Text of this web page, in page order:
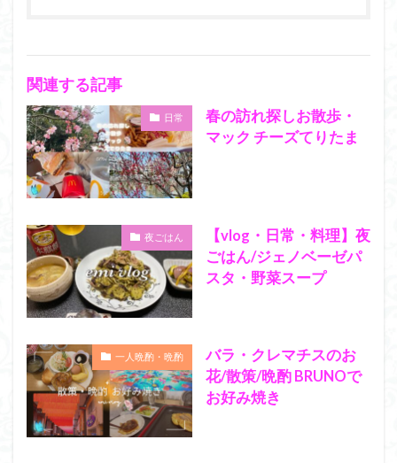
関連する記事
日常
春の訪れ探しお散歩・
マック チーズてりたま
夜ごはん
【vlog・日常・料理】夜
ごはん/ジェノベーゼパ
スタ・野菜スープ
一人晩酌・晩酌
バラ・クレマチスのお
花/散策/晩酌 BRUNOで
お好み焼き